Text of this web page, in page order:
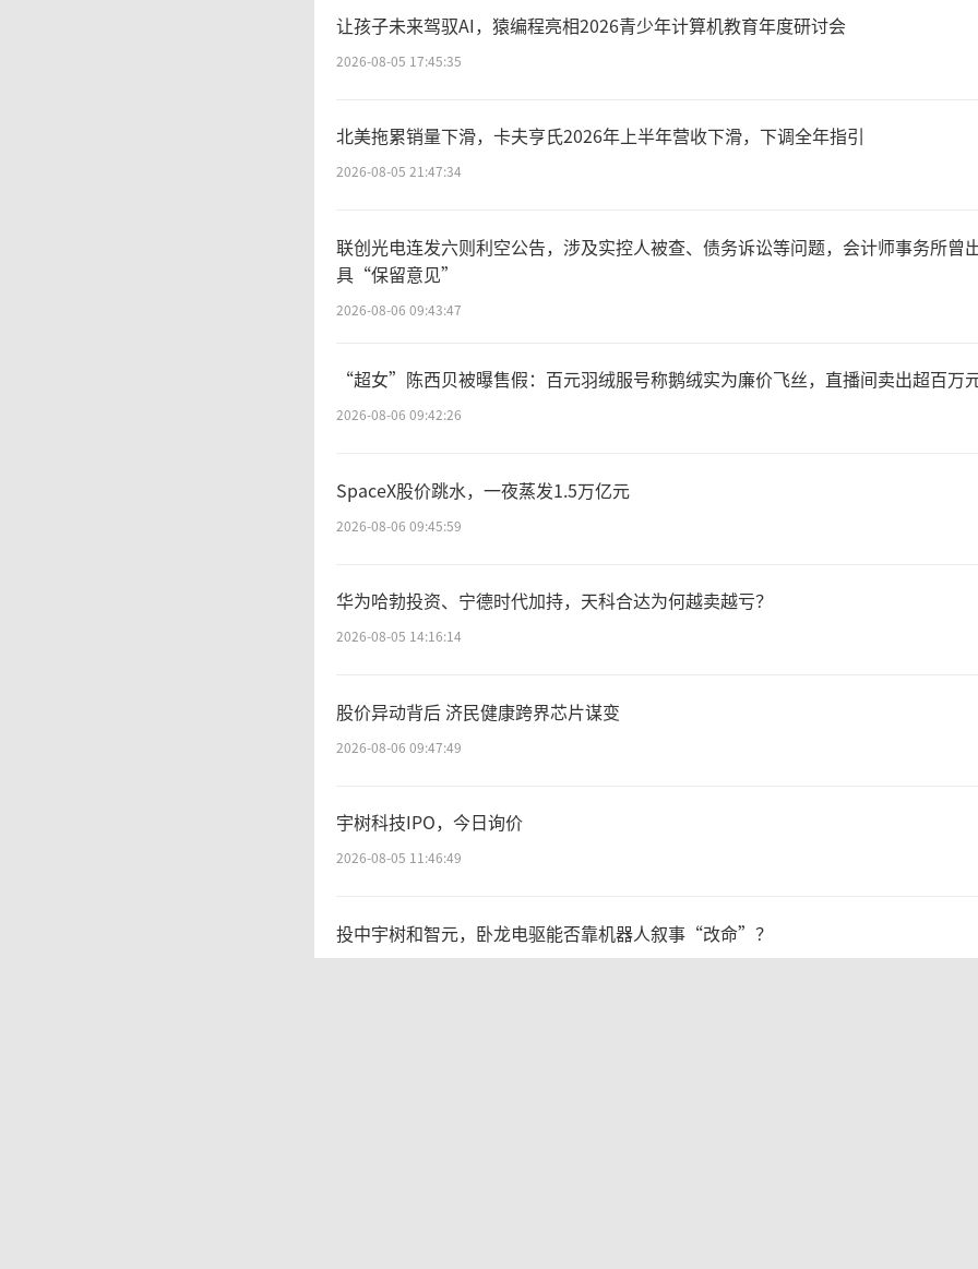
让孩子未来驾驭AI，猿编程亮相2026青少年计算机教育年度研讨会
2026-08-05 17:45:35
北美拖累销量下滑，卡夫亨氏2026年上半年营收下滑，下调全年指引
2026-08-05 21:47:34
联创光电连发六则利空公告，涉及实控人被查、债务诉讼等问题，会计师事务所曾
具“保留意见”
2026-08-06 09:43:47
“超女”陈西贝被曝售假：百元羽绒服号称鹅绒实为廉价飞丝，直播间卖出超百万
2026-08-06 09:42:26
SpaceX股价跳水，一夜蒸发1.5万亿元
2026-08-06 09:45:59
华为哈勃投资、宁德时代加持，天科合达为何越卖越亏？
2026-08-05 14:16:14
股价异动背后 济民健康跨界芯片谋变
2026-08-06 09:47:49
宇树科技IPO，今日询价
2026-08-05 11:46:49
投中宇树和智元，卧龙电驱能否靠机器人叙事“改命”？